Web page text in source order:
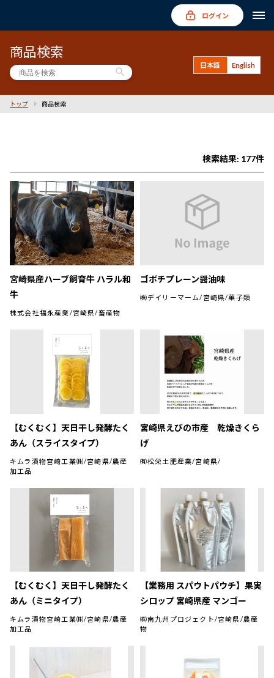
ログイン
商品検索
search
日本語 English
トップ 商品検索
検索結果: 177件
宮崎県産ハーブ飼育牛 ハラル和
牛
株式会社福永産業/宮崎県/畜産物
ゴボチプレーン醤油味
㈱デイリーマーム/宮崎県/菓子類
【むくむく】天日干し発酵たく
あん（スライスタイプ）
キムラ漬物宮崎工業㈱/宮崎県/農産
加工品
宮崎県えびの市産 乾燥きくら
げ
㈲松栄土肥産業/宮崎県/
【むくむく】天日干し発酵たく
あん（ミニタイプ）
キムラ漬物宮崎工業㈱/宮崎県/農産
加工品
【業務用 スパウトパウチ】果実
シロップ 宮崎県産 マンゴー
㈱南九州プロジェクト/宮崎県/農産
物